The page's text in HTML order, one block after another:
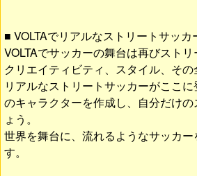
■ VOLTAでリアルなストリートサッ
VOLTAでサッカーの舞台は再びストリ
クリエイティビティ、スタイル、その
リアルなストリートサッカーがここ
のキャラクターを作成し、自分だけ
ょう。
世界を舞台に、流れるようなサッカ
す。